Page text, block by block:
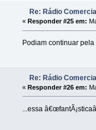
Re: Rádio Comercial
« Responder #25 em:
Podiam continuar
Re: Rádio
« Responder #26 em:
...essa